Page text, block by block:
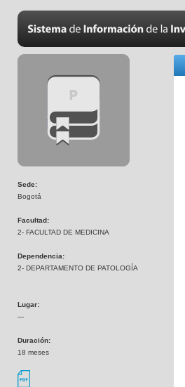
Sede:
Bogotá
Facultad:
2- FACULTAD DE MEDICINA
Dependencia:
2- DEPARTAMENTO DE PATOLOGÍA
Lugar:
---
Duración:
18 meses